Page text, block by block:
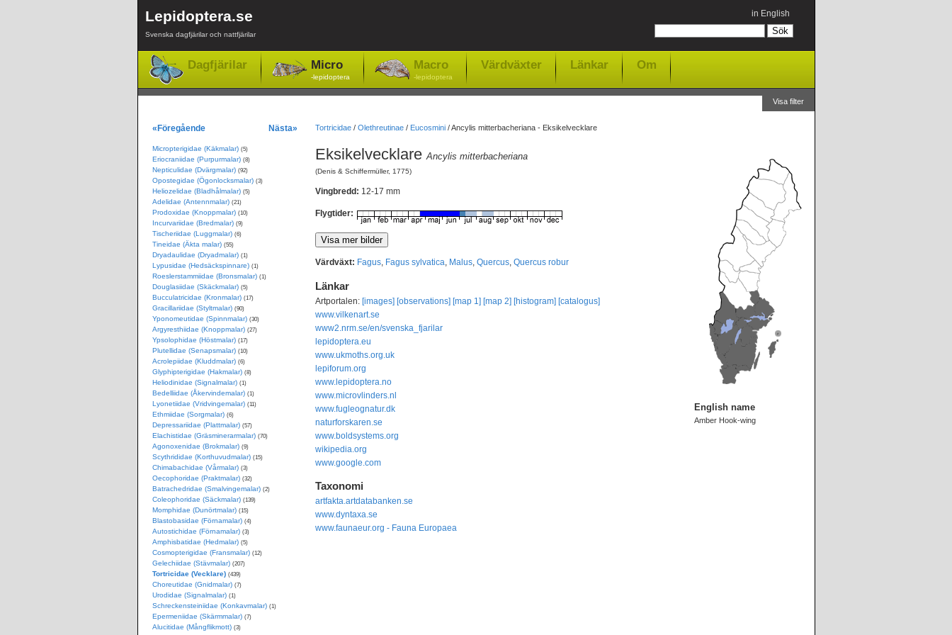
Lepidoptera.se
Svenska dagfjärilar och nattfjärilar
in English
Dagfjärilar Micro
-lepidoptera
Macro
-lepidoptera
Värdväxter Länkar Om
Visa filter
Tortricidae/ Olethreutinae/ Eucosmini/Ancylis mitterbacheriana - Eksikelvecklare
Eksikelvecklare Ancylis mitterbacheriana
(Denis & Schiffermüller, 1775)
Vingbredd: 12-17 mm
Flygtider:
Värdväxt: Fagus, Fagus sylvatica, Malus, Quercus, Quercus robur
Länkar
Artportalen: [images] [observations] [map 1] [map 2] [histogram] [catalogus]
www.vilkenart.se
www2.nrm.se/en/svenska_fjarilar
lepidoptera.eu
www.ukmoths.org.uk
lepiforum.org
www.lepidoptera.no
www.microvlinders.nl
www.fugleognatur.dk
naturforskaren.se
www.boldsystems.org
wikipedia.org
www.google.com
Taxonomi
artfakta.artdatabanken.se
www.dyntaxa.se
www.faunaeur.org - Fauna Europaea
English name
Amber Hook-wing
«Föregående Nästa»
Micropterigidae (Käkmalar) (5)
Eriocraniidae (Purpurmalar) (8)
Nepticulidae (Dvärgmalar) (92)
Opostegidae (Ögonlocksmalar) (3)
Heliozelidae (Bladhålmalar) (5)
Adelidae (Antennmalar) (21)
Prodoxidae (Knoppmalar) (10)
Incurvariidae (Bredmalar) (9)
Tischeriidae (Luggmalar) (6)
Tineidae (Äkta malar) (55)
Dryadaulidae (Dryadmalar) (1)
Lypusidae (Hedsäckspinnare) (1)
Roeslerstammiidae (Bronsmalar) (1)
Douglasiidae (Skäckmalar) (5)
Bucculatricidae (Kronmalar) (17)
Gracillariidae (Styltmalar) (90)
Yponomeutidae (Spinnmalar) (30)
Argyresthiidae (Knoppmalar) (27)
Ypsolophidae (Höstmalar) (17)
Plutellidae (Senapsmalar) (10)
Acrolepiidae (Kluddmalar) (6)
Glyphipterigidae (Hakmalar) (8)
Heliodinidae (Signalmalar) (1)
Bedelliidae (Åkervindemalar) (1)
Lyonetiidae (Vridvingemalar) (11)
Ethmiidae (Sorgmalar) (6)
Depressariidae (Plattmalar) (57)
Elachistidae (Gräsminerarmalar) (70)
Agonoxenidae (Brokmalar) (9)
Scythrididae (Korthuvudmalar) (15)
Chimabachidae (Vårmalar) (3)
Oecophoridae (Praktmalar) (32)
Batrachedridae (Smalvingemalar) (2)
Coleophoridae (Säckmalar) (139)
Momphidae (Dunörtmalar) (15)
Blastobasidae (Förnamalar) (4)
Autostichidae (Förnamalar) (3)
Amphisbatidae (Hedmalar) (5)
Cosmopterigidae (Fransmalar) (12)
Gelechiidae (Stävmalar) (207)
Tortricidae (Vecklare) (439)
Choreutidae (Gnidmalar) (7)
Urodidae (Signalmalar) (1)
Schreckensteiniidae (Konkavmalar) (1)
Epermeniidae (Skärmmalar) (7)
Alucitidae (Mångflikmott) (3)